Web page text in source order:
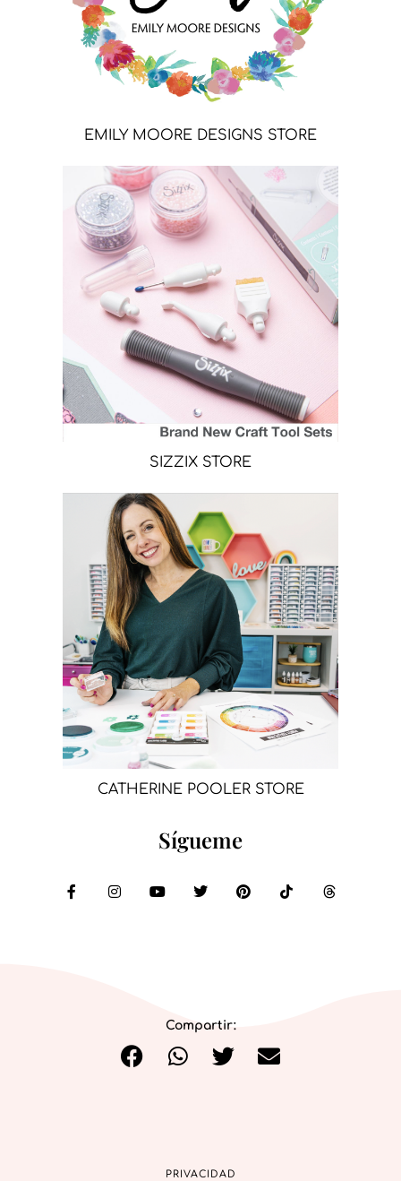
EMILY MOORE DESIGNS STORE
SIZZIX STORE
CATHERINE POOLER STORE
Sígueme
Compartir:
PRIVACIDAD